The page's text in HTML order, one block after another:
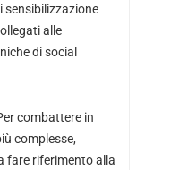
sensibilizzazione
alle
di social
combattere in
complesse,
fare riferimento alla